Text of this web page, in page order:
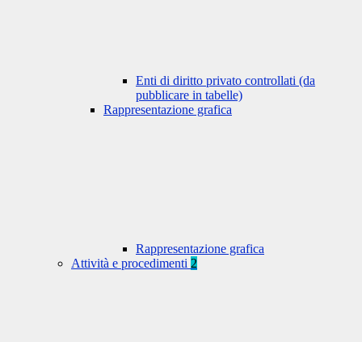
Enti di diritto privato controllati (da
pubblicare in tabelle)
Rappresentazione grafica
Rappresentazione grafica
Attività e procedimenti 2